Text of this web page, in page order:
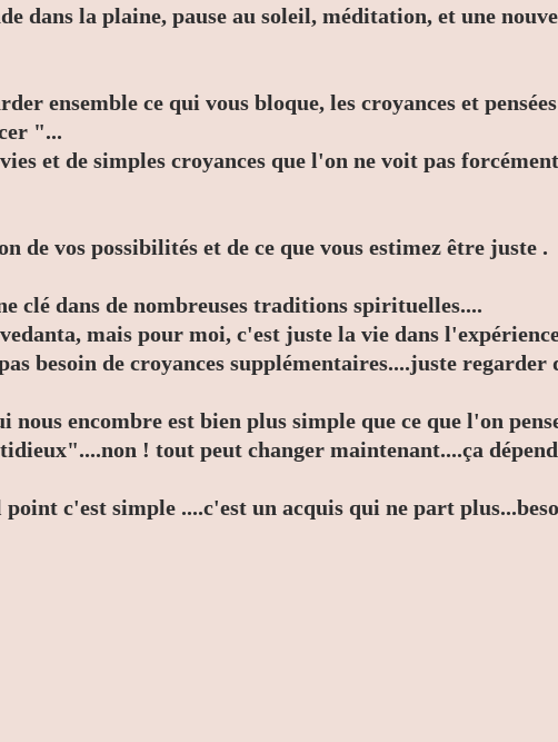
dans la plaine, pause au soleil, méditation, et une
ensemble ce qui vous bloque, les croyances et
"...
et de simples croyances que l'on ne voit pas
de vos possibilités et de ce que vous estimez être juste .
clé dans de nombreuses traditions spirituelles....
mais pour moi, c'est juste la vie dans
besoin de croyances supplémentaires....juste
nous encombre est bien plus simple que ce que l'on
! tout peut changer maintenant....ça dépend
c'est simple ....c'est un acquis qui ne part